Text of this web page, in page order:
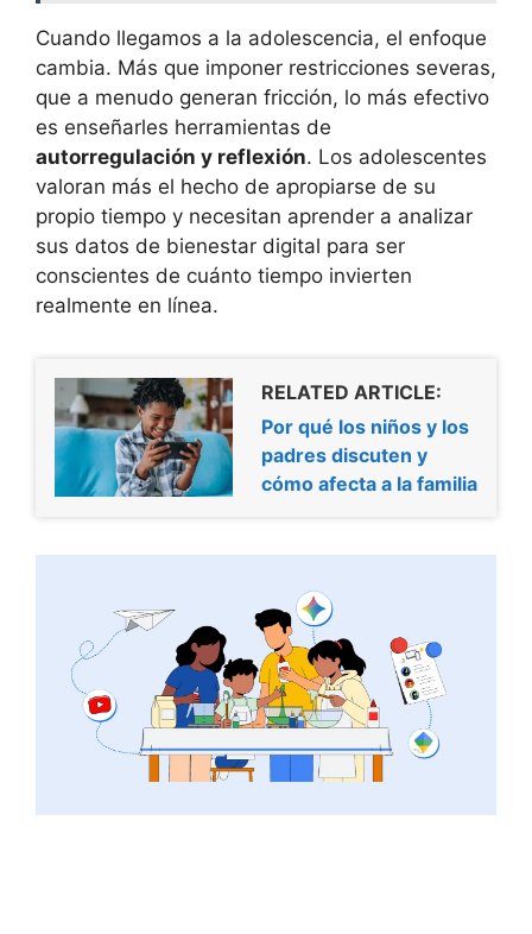
Cuando llegamos a la adolescencia, el enfoque
cambia. Más que imponer restricciones severas,
que a menudo generan fricción, lo más efectivo
es enseñarles herramientas de
autorregulación y reflexión. Los adolescentes
valoran más el hecho de apropiarse de su
propio tiempo y necesitan aprender a analizar
sus datos de bienestar digital para ser
conscientes de cuánto tiempo invierten
realmente en línea.
RELATED ARTICLE:
Por qué los niños y los
padres discuten y
cómo afecta a la familia